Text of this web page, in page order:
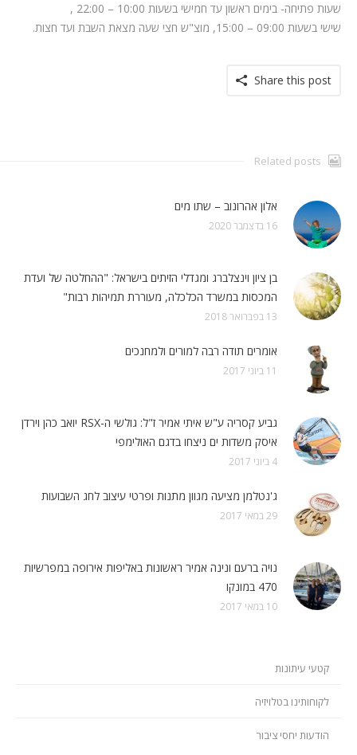
שעות פתיחה- בימים ראשון עד חמישי בשעות 10:00 – 22:00 ,
שישי בשעות 09:00 – 15:00, מוצ"ש חצי שעה מצאת השבת ועד חצות.
Share this post
Related posts
אלון אהרונוב – שתו מים
16 בדצמבר 2020
בן ציון וינצלברג ומגדלי הזיתים בישראל: "ההחלטה של ועדת
המכסות במשרד הכלכלה, מעוררת תמיהות רבות"
13 בפברואר 2018
אומרים תודה רבה למורים ולמחנכים
11 ביוני 2017
גביע קסריה ע"ש איתי אמיר ז"ל: גולשי ה-RSX יואב כהן וירדן
איסק משדות ים ניצחו בדגם האולימפי
4 ביוני 2017
ג'נטלמן מציעה מגוון מתנות ופרטי עיצוב לחג השבועות
29 במאי 2017
נויה ברעם ונינה אמיר ראשונות באליפות אירופה במפרשיות
470 במונקו
10 במאי 2017
קטעי עיתונות
לקוחותינו בטלויזיה
הודעות יחסי ציבור